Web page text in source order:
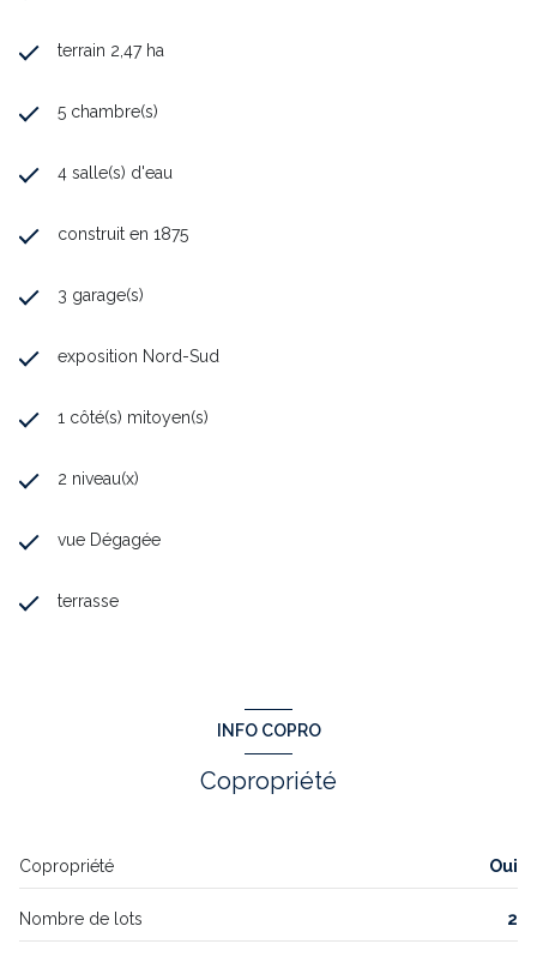
terrain 2,47 ha
5 chambre(s)
4 salle(s) d'eau
construit en 1875
3 garage(s)
exposition Nord-Sud
1 côté(s) mitoyen(s)
2 niveau(x)
vue Dégagée
terrasse
INFO COPRO
Copropriété
Copropriété Oui
Nombre de lots 2